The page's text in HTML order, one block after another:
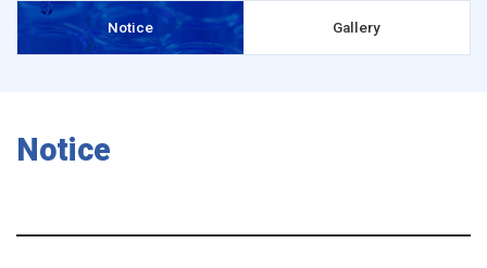
Notice Gallery
Notice